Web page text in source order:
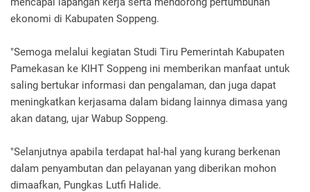
ekonomi di Kabupaten Soppeng.
"Semoga melalui kegiatan Studi Tiru Pemerintah Kabupaten
Pamekasan ke KIHT Soppeng ini memberikan manfaat untuk
saling bertukar informasi dan pengalaman, dan juga dapat
meningkatkan kerjasama dalam bidang lainnya dimasa yang
akan datang, ujar Wabup Soppeng.
"Selanjutnya apabila terdapat hal-hal yang kurang berkenan
dalam penyambutan dan pelayanan yang diberikan mohon
dimaafkan, Pungkas Lutfi Halide.